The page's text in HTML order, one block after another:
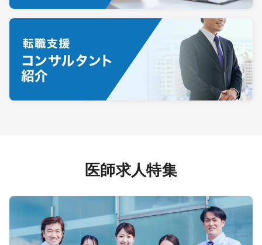
医師求人特集